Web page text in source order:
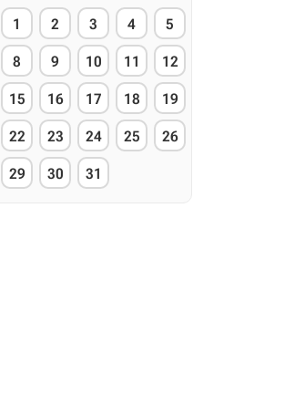
1 2 3 4 5
8 9 10 11 12
15 16 17 18 19
22 23 24 25 26
29 30 31